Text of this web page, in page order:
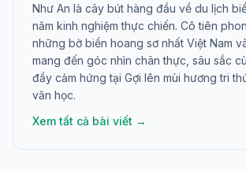
Như An là cây bút hàng đầu về du lịch
năm kinh nghiệm thực chiến. Cô tiên
những bờ biển hoang sơ nhất Việt Nam
mang đến góc nhìn chân thực, sâu sắc
đầy cảm hứng tại Gợi lên mùi hương tri
văn học.
Xem tất cả bài viết →